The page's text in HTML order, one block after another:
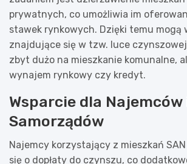
prywatnych, co umożliwia im
stawek rynkowych. Dzięki temu mogą
znajdujące się w tzw. luce
zbyt dużo na mieszkanie komunalne,
wynajem rynkowy czy kredyt.
Wsparcie dla Najemców
Samorządów
Najemcy korzystający z mieszkań
się o dopłaty do czynszu, co